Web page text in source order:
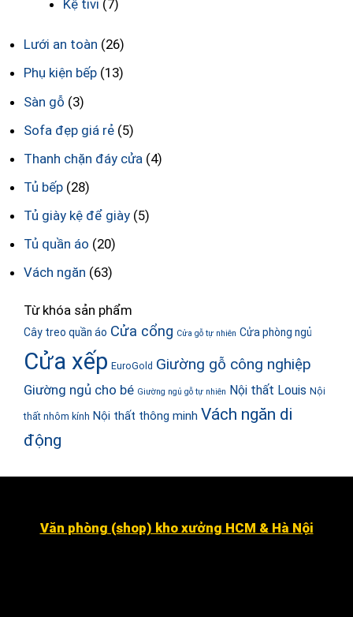
Kệ tivi (7)
Lưới an toàn (26)
Phụ kiện bếp (13)
Sàn gỗ (3)
Sofa đẹp giá rẻ (5)
Thanh chặn đáy cửa (4)
Tủ bếp (28)
Tủ giày kệ để giày (5)
Tủ quần áo (20)
Vách ngăn (63)
Từ khóa sản phẩm
Cây treo quần áo Cửa cổng Cửa gỗ tự nhiên Cửa phòng ngủ
Cửa xếp EuroGold Giường gỗ công nghiệp
Giường ngủ cho bé Giường ngủ gỗ tự nhiên Nội thất Louis Nội
thất nhôm kính Nội thất thông minh Vách ngăn di
động
Văn phòng (shop) kho xưởng HCM & Hà Nội